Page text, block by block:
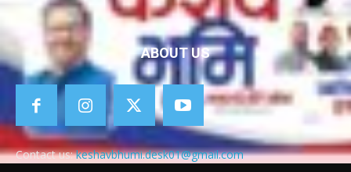
ABOUT US
Contact us:keshavbhumi.desk01@gmail.com